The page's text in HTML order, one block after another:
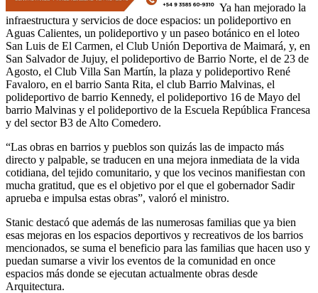
Ya han mejorado la
infraestructura y servicios de doce espacios: un polideportivo en
Aguas Calientes, un polideportivo y un paseo botánico en el loteo
San Luis de El Carmen, el Club Unión Deportiva de Maimará, y, en
San Salvador de Jujuy, el polideportivo de Barrio Norte, el de 23 de
Agosto, el Club Villa San Martín, la plaza y polideportivo René
Favaloro, en el barrio Santa Rita, el club Barrio Malvinas, el
polideportivo de barrio Kennedy, el polideportivo 16 de Mayo del
barrio Malvinas y el polideportivo de la Escuela República Francesa
y del sector B3 de Alto Comedero.
“Las obras en barrios y pueblos son quizás las de impacto más
directo y palpable, se traducen en una mejora inmediata de la vida
cotidiana, del tejido comunitario, y que los vecinos manifiestan con
mucha gratitud, que es el objetivo por el que el gobernador Sadir
aprueba e impulsa estas obras”, valoró el ministro.
Stanic destacó que además de las numerosas familias que ya bien
esas mejoras en los espacios deportivos y recreativos de los barrios
mencionados, se suma el beneficio para las familias que hacen uso y
puedan sumarse a vivir los eventos de la comunidad en once
espacios más donde se ejecutan actualmente obras desde
Arquitectura.